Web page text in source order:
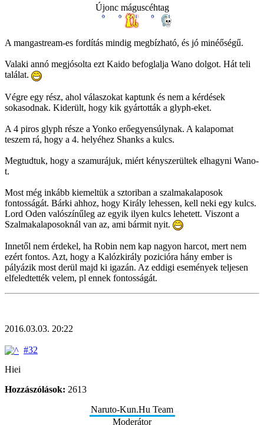
Újonc máguscéhtag
A mangastream-es fordítás mindig megbízható, és jó minéőségű.
Valaki annó megjósolta ezt Kaido befoglalja Wano dolgot. Hát teli
találat.
Végre egy rész, ahol válaszokat kaptunk és nem a kérdések
sokasodnak. Kiderült, hogy kik gyártották a glyph-eket.
A 4 piros glyph része a Yonko erőegyensúlynak. A kalapomat
teszem rá, hogy a 4. helyéhez Shanks a kulcs.
Megtudtuk, hogy a szamurájuk, miért kényszerültek elhagyni Wano-
t.
Most még inkább kiemeltük a sztoriban a szalmakalaposok
fontosságát. Bárki ahhoz, hogy Király lehessen, kell neki egy kulcs.
Lord Oden valószínűleg az egyik ilyen kulcs lehetett. Viszont a
Szalmakalaposoknál van az, ami bármit nyit.
Innetől nem érdekel, ha Robin nem kap nagyon harcot, mert nem
ezért fontos. Azt, hogy a Kalózkirály pozicióra hány ember is
pályázik most derül majd ki igazán. Az eddigi események teljesen
elfeledtették velem, pl ennek fontosságát.
2016.03.03. 20:22
#32
Hiei
Hozzászólások: 2613
Naruto-Kun.Hu Team
Moderátor